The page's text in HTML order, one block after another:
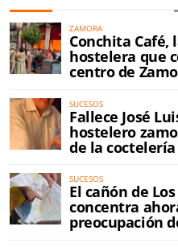
ZAMORA
Conchita Café,
hostelera que
centro de
SUCESOS
Fallece José
hostelero
de la coctelería
SUCESOS
El cañón de
concentra
preocupación